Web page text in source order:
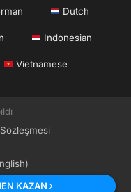
Dutch
Indonesian
Vietnamese
KAZAN